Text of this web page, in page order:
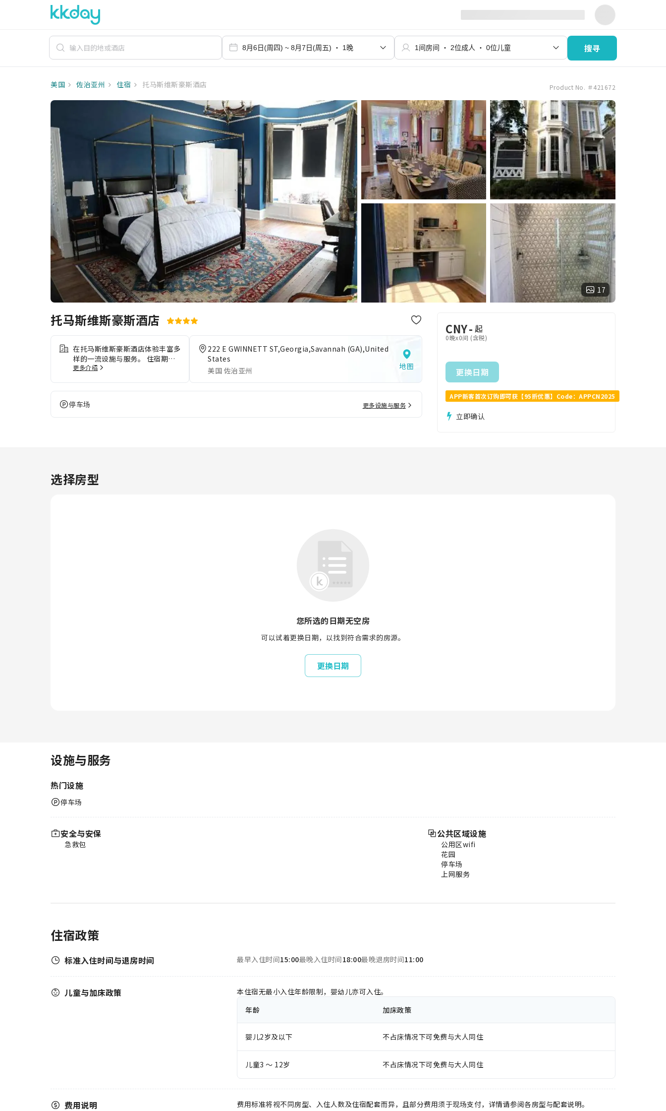
搜寻
美国 佐治亚州 住宿 托马斯维斯豪斯酒店 Product No. ＃421672
17
托马斯维斯豪斯酒店
在托马斯维斯豪斯酒店体验丰富多
样的一流设施与服务。 住宿期间
可免费使用互联网，确保即时通
各种便利设施，让您夜夜好眠。为
分客房提供空调或寝具用品。 特
定客房提供室内娱乐设施，如室内
在托马斯维斯豪斯酒店，每天早晨
均免费提供美味早餐。
更多介绍
222 E GWINNETT ST,Georgia,Savannah (GA),United
States
美国 佐治亚州
地图
停车场 更多设施与服务
CNY- 起
0晚x0间 (含税)
更换日期
APP新客首次订购即可获【95折优惠】Code：APPCN2025
立即确认
选择房型
您所选的日期无空房
可以试着更换日期，以找到符合需求的房源。
更换日期
设施与服务
热门设施
停车场
安全与安保
急救包
公共区域设施
公用区wifi
花园
停车场
上网服务
住宿政策
标准入住时间与退房时间 最早入住时间15:00最晚入住时间18:00最晚退房时间11:00
儿童与加床政策
本住宿无最小入住年龄限制，婴幼儿亦可入住。
年龄
加床政策
婴儿2岁及以下 不占床情况下可免费与大人同住
儿童3 ～ 12岁 不占床情况下可免费与大人同住
费用说明 费用标准将视不同房型、入住人数及住宿配套而异，且部分费用须于现场支付，详情请参阅各房型与配套说明。